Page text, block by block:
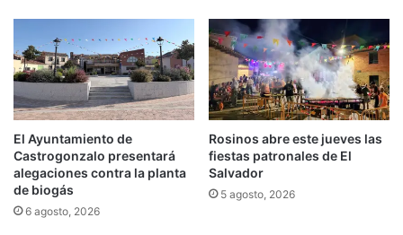
El Ayuntamiento de
Castrogonzalo presentará
alegaciones contra la planta
de biogás
6 agosto, 2026
Rosinos abre este jueves las
fiestas patronales de El
Salvador
5 agosto, 2026